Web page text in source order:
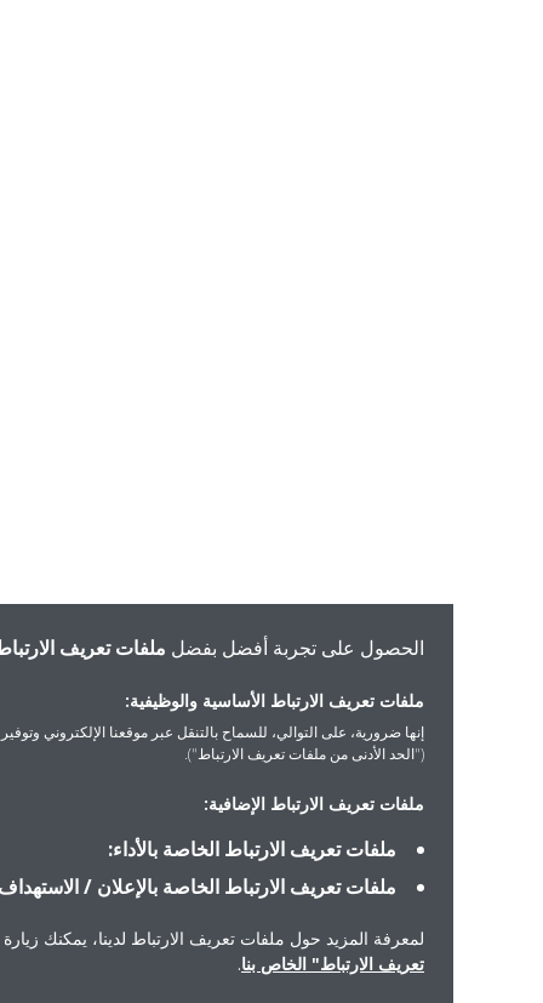
الحصول على تجربة أفضل بفضلملفات تعريف الارتباط
ملفات تعريف الارتباط الأساسية والوظيفية:
إنها ضرورية، على التوالي، للسماح بالتنقل عبر موقعنا الإلكتروني وتوفير الخدمات
("الحد الأدنى من ملفات تعريف الارتباط").
ملفات تعريف الارتباط الإضافية:
ملفات تعريف الارتباط الخاصة بالأداء:
ملفات تعريف الارتباط الخاصة بالإعلان / الاستهداف:
لمعرفة المزيد حول ملفات تعريف الارتباط لدينا، يمكنك زيارة "إشعار
تعريف الارتباط" الخاص بنا.